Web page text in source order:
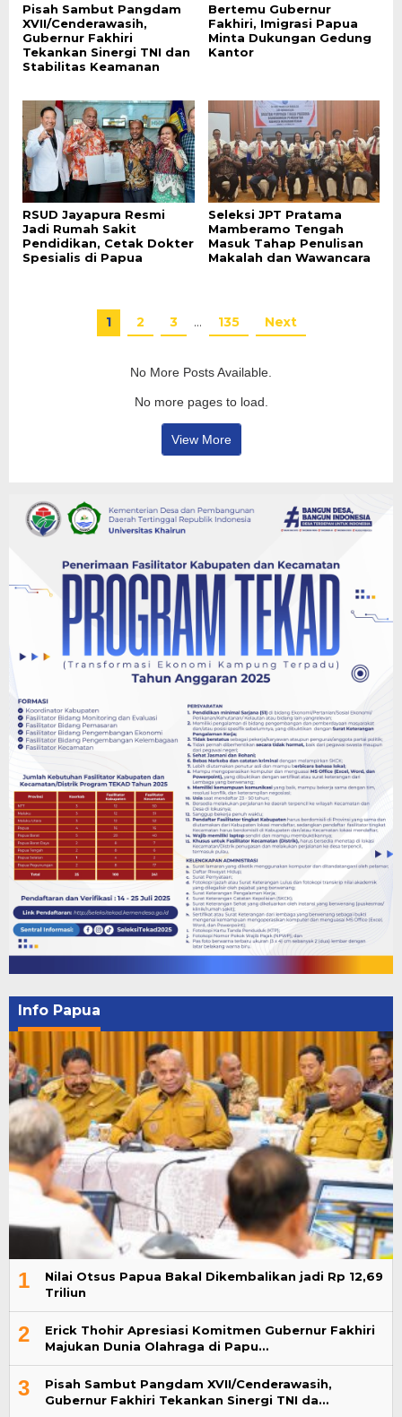
Pisah Sambut Pangdam
XVII/Cenderawasih,
Gubernur Fakhiri
Tekankan Sinergi TNI dan
Stabilitas Keamanan
Bertemu Gubernur
Fakhiri, Imigrasi Papua
Minta Dukungan Gedung
Kantor
RSUD Jayapura Resmi
Jadi Rumah Sakit
Pendidikan, Cetak Dokter
Spesialis di Papua
Seleksi JPT Pratama
Mamberamo Tengah
Masuk Tahap Penulisan
Makalah dan Wawancara
1 2 3 … 135 Next
No More Posts Available.
No more pages to load.
View More
Info Papua
1
Nilai Otsus Papua Bakal Dikembalikan jadi Rp 12,69
Triliun
2
Erick Thohir Apresiasi Komitmen Gubernur Fakhiri
Majukan Dunia Olahraga di Papu…
3
Pisah Sambut Pangdam XVII/Cenderawasih,
Gubernur Fakhiri Tekankan Sinergi TNI da…